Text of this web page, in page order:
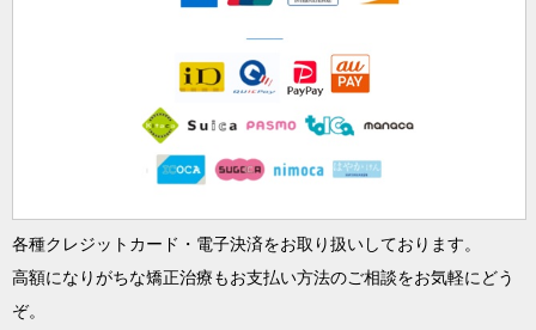
各種クレジットカード・電子決済をお取り扱いしております。
高額になりがちな矯正治療もお支払い方法のご相談をお気軽にどう
ぞ。